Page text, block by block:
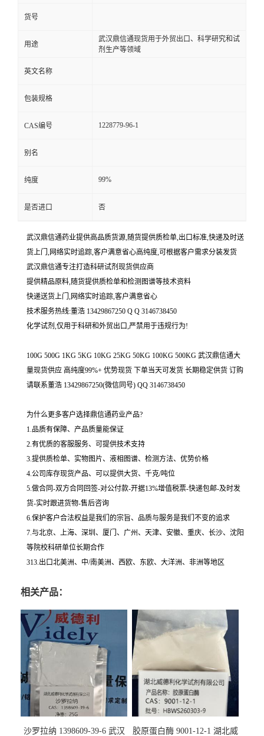
货号
用途
武汉鼎信通现货用于外贸出口、科学研究和试
剂生产等领域
英文名称
包装规格
CAS编号 1228779-96-1
别名
纯度 99%
是否进口 否
武汉鼎信通药业提供高品质货源,随货提供质检单,出口标准,快递及时送
货上门,网络实时追踪,客户满意省心高纯度,可根据客户需求分装发货
武汉鼎信通专注打造科研试剂现货供应商
提供精品原料,随货提供质检单和检测图谱等技术资料
快递送货上门,网络实时追踪,客户满意省心
技术服务热线:董浩 13429867250 Q Q 3146738450
化学试剂,仅用于科研和外贸出口,严禁用于违规行为!
100G 500G 1KG 5KG 10KG 25KG 50KG 100KG 500KG 武汉鼎信通大
量现货供应 高纯度99%+ 优势现货 下单当天可发货 长期稳定供货 订购
请联系董浩 13429867250(微信同号) QQ 3146738450
为什么更多客户选择鼎信通药业产品?
1.品质有保障、产品质量能保证
2.有优质的客服服务、可提供技术支持
3.提供质检单、实物图片、液相图谱、检测方法、优势价格
4.公司库存现货产品、可以提供大货、千克/吨位
5.做合同-双方合同回签-对公付款-开据13%增值税票-快递包邮-及时发
货-实时跟进货物-售后咨询
6.保护客户合法权益是我们的宗旨、品质与服务是我们不变的追求
7.与北京、上海、深圳、厦门、广州、天津、安徽、重庆、长沙、沈阳
等院校科研单位长期合作
313.出口北美洲、中/南美洲、西欧、东欧、大洋洲、非洲等地区
相关产品：
沙罗拉纳 1398609-39-6 武汉
胶原蛋白酶 9001-12-1 湖北威